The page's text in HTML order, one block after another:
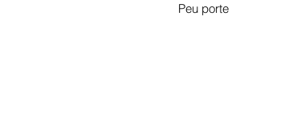
Peu porte